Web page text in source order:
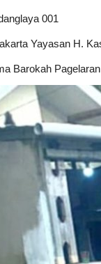
001
Yayasan H.
Barokah Pagelaran